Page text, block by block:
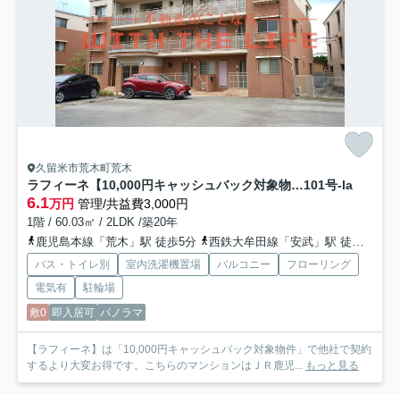
久留米市荒木町荒木
ラフィーネ【10,000円キャッシュバック対象物件】101号-la
6.1万円 管理/共益費3,000円
1階 / 60.03㎡ / 2LDK /築20年
鹿児島本線「荒木」駅 徒歩5分
西鉄大牟田線「安武」駅 徒歩28分
バス・トイレ別 室内洗濯機置場 バルコニー
フローリング
電気有
駐輪場
敷0 即入居可 パノラマ
【ラフィーネ】は「10,000円キャッシュバック対象物件」で他社で契約
するより大変お得です。こちらのマンションはＪＲ鹿児... もっと見る